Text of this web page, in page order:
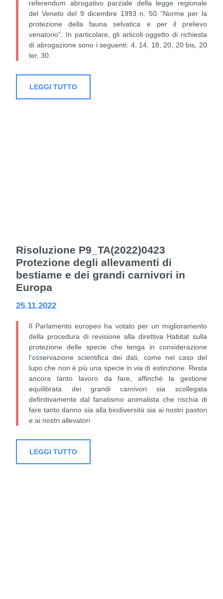
referendum abrogativo parziale della legge regionale
del Veneto del 9 dicembre 1993 n. 50 “Norme per la
protezione della fauna selvatica e per il prelievo
venatorio”. In particolare, gli articoli oggetto di richiesta
di abrogazione sono i seguenti: 4, 14, 18, 20, 20 bis, 20
ter, 30.
LEGGI TUTTO
Risoluzione P9_TA(2022)0423
Protezione degli allevamenti di
bestiame e dei grandi carnivori in
Europa
25.11.2022
Il Parlamento europeo ha votato per un miglioramento
della procedura di revisione alla direttiva Habitat sulla
protezione delle specie che tenga in considerazione
l'osservazione scientifica dei dati, come nel caso del
lupo che non è più una specie in via di estinzione. Resta
ancora tanto lavoro da fare, affinché la gestione
equilibrata dei grandi carnivori sia scollegata
definitivamente dal fanatismo animalista che rischia di
fare tanto danno sia alla biodiversità sia ai nostri pastori
e ai nostri allevatori
LEGGI TUTTO